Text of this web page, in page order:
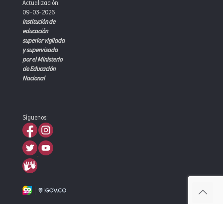
Actualización:
09-03-2026
Institución de
educación
superior vigilada
y supervisada
por el Ministerio
de Educación
Nacional
Síguenos: